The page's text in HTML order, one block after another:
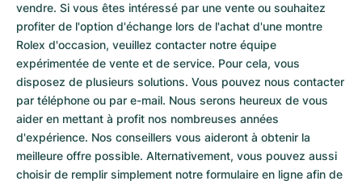
vendre. Si vous êtes intéressé par une vente ou souhaitez
profiter de l'option d'échange lors de l'achat d'une montre
Rolex d'occasion, veuillez contacter notre équipe
expérimentée de vente et de service. Pour cela, vous
disposez de plusieurs solutions. Vous pouvez nous contacter
par téléphone ou par e-mail. Nous serons heureux de vous
aider en mettant à profit nos nombreuses années
d'expérience. Nos conseillers vous aideront à obtenir la
meilleure offre possible. Alternativement, vous pouvez aussi
choisir de remplir simplement notre formulaire en ligne afin de